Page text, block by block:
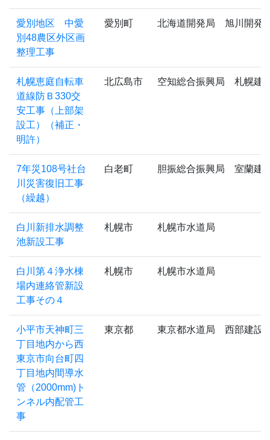
愛別地区 中愛
別48農区外区画
整理工事
愛別町 北海道開発局 旭川開発
札幌恵庭自転車
道線防Ｂ330交
安工事（上部架
設工）（補正・
明許）
北広島市 空知総合振興局 札幌建
7年災108号社台
川災害復旧工事
（繰越）
白老町 胆振総合振興局 室蘭建
白川新排水調整
池新設工事
札幌市 札幌市水道局
白川第４浄水棟
場内連絡管新設
工事その４
札幌市 札幌市水道局
小平市天神町三
丁目地内から西
東京市向台町四
丁目地内間導水
管（2000mm)ト
ンネル内配管工
事
東京都 東京都水道局 西部建設